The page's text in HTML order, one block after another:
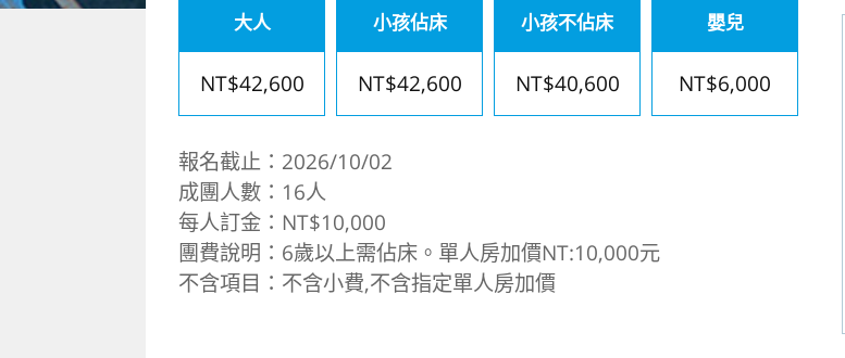
大人
NT$42,600
小孩佔床
NT$42,600
小孩不佔床
NT$40,600
嬰兒
NT$6,000
報名截止：2026/10/02
成團人數：16人
每人訂金：NT$10,000
團費說明：6歲以上需佔床。單人房加價NT:10,000元
不含項目：不含小費,不含指定單人房加價